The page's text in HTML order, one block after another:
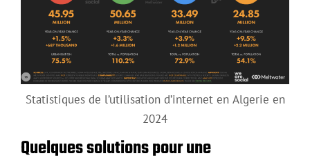
Statistiques de l’utilisation d’internet en Algerie en
2024
Quelques solutions pour une